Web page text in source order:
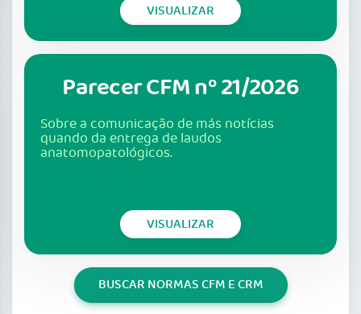
VISUALIZAR
Parecer CFM nº 21/2026
Sobre a comunicação de más notícias
quando da entrega de laudos
anatomopatológicos.
VISUALIZAR
BUSCAR NORMAS CFM E CRM